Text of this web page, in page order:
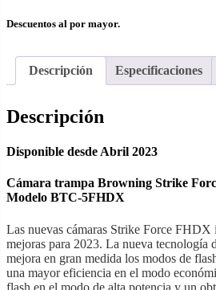
Descuentos al por mayor.
Descripción Especificaciones
Descripción
Disponible desde Abril 2023
Cámara trampa Browning Strike
Modelo BTC-5FHDX
Las nuevas cámaras Strike Force
mejoras para 2023. La nueva tecnología
mejora en gran medida los modos de
una mayor eficiencia en el modo
flash en el modo de alta potencia y un